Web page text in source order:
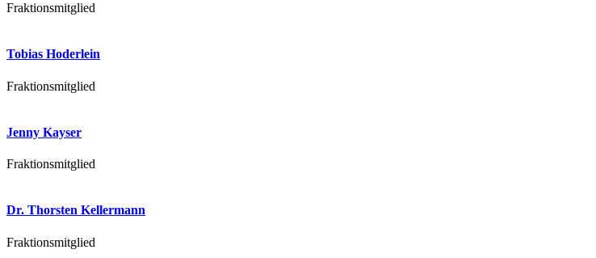
Fraktionsmitglied
Tobias Hoderlein
Fraktionsmitglied
Jenny Kayser
Fraktionsmitglied
Dr. Thorsten Kellermann
Fraktionsmitglied